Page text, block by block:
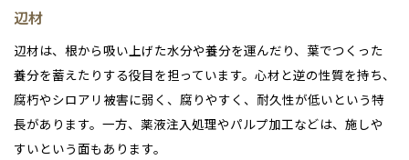
辺材
辺材は、根から吸い上げた水分や養分を運んだり、葉でつくった
養分を蓄えたりする役目を担っています。心材と逆の性質を持ち、
腐朽やシロアリ被害に弱く、腐りやすく、耐久性が低いという特
長があります。一方、薬液注入処理やパルプ加工などは、施しや
すいという面もあります。
山口
徳島
鹿児島
長崎